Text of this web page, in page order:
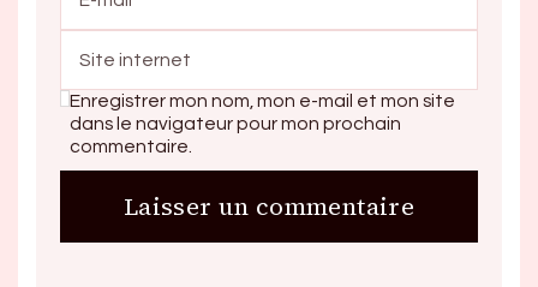
Enregistrer mon nom, mon e-mail et mon site
dans le navigateur pour mon prochain
commentaire.